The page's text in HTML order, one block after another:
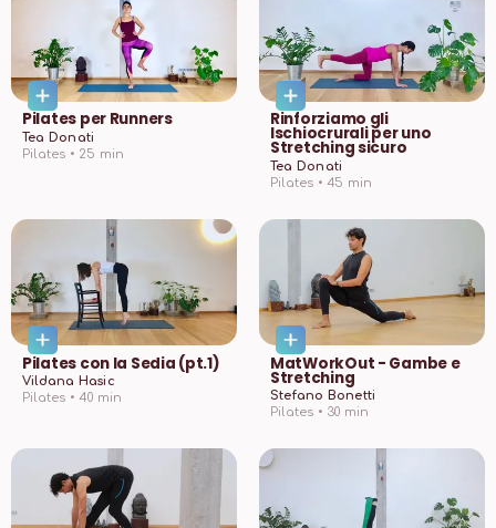
Pilates per Runners
Tea Donati
Pilates • 25 min
Rinforziamo gli
Ischiocrurali per uno
Stretching sicuro
Tea Donati
Pilates • 45 min
Pilates con la Sedia (pt.1)
Vildana Hasic
Pilates • 40 min
MatWorkOut - Gambe e
Stretching
Stefano Bonetti
Pilates • 30 min